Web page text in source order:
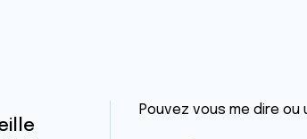
Pouvez vous me dire